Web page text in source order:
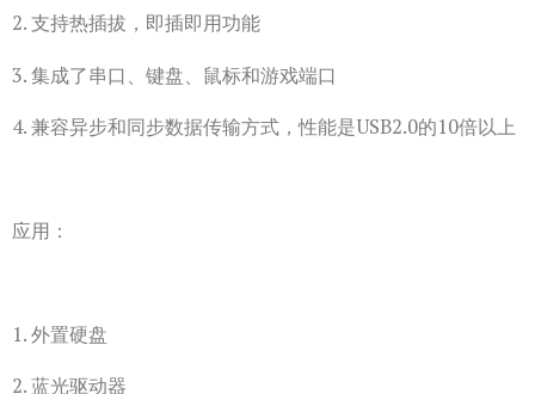
2. 支持热插拔，即插即用功能
3. 集成了串口、键盘、鼠标和游戏端口
4. 兼容异步和同步数据传输方式，性能是USB2.0的10倍以上
应用：
1. 外置硬盘
2. 蓝光驱动器